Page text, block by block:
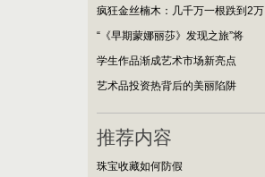
疯狂金丝楠木：几千万一根跌到2万
“《早期蒙娜丽莎》发现之旅”将
学生作品渐成艺术市场新亮点
艺术品投资热背后的美丽陷阱
推荐内容
珠宝收藏如何防假